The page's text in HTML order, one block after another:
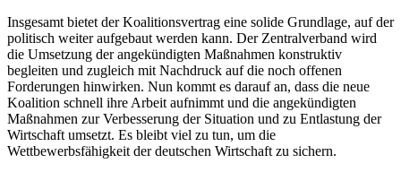
Insgesamt bietet der Koalitionsvertrag eine solide Grundlage, auf der
politisch weiter aufgebaut werden kann. Der Zentralverband wird
die Umsetzung der angekündigten Maßnahmen konstruktiv
begleiten und zugleich mit Nachdruck auf die noch offenen
Forderungen hinwirken. Nun kommt es darauf an, dass die neue
Koalition schnell ihre Arbeit aufnimmt und die angekündigten
Maßnahmen zur Verbesserung der Situation und zu Entlastung der
Wirtschaft umsetzt. Es bleibt viel zu tun, um die
Wettbewerbsfähigkeit der deutschen Wirtschaft zu sichern.